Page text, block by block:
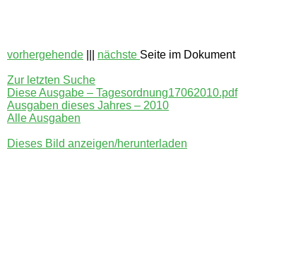
vorhergehende nächste Seite im Dokument
Zur letzten Suche
Diese Ausgabe – Tagesordnung17062010.pdf
Ausgaben dieses Jahres – 2010
Alle Ausgaben
Dieses Bild anzeigen/herunterladen